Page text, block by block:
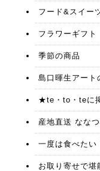
フード&スイー
フラワーギフト
季節の商品
島口暉生アート
★te・to・teに
産地直送 なな
一度は食べた
お取り寄せで